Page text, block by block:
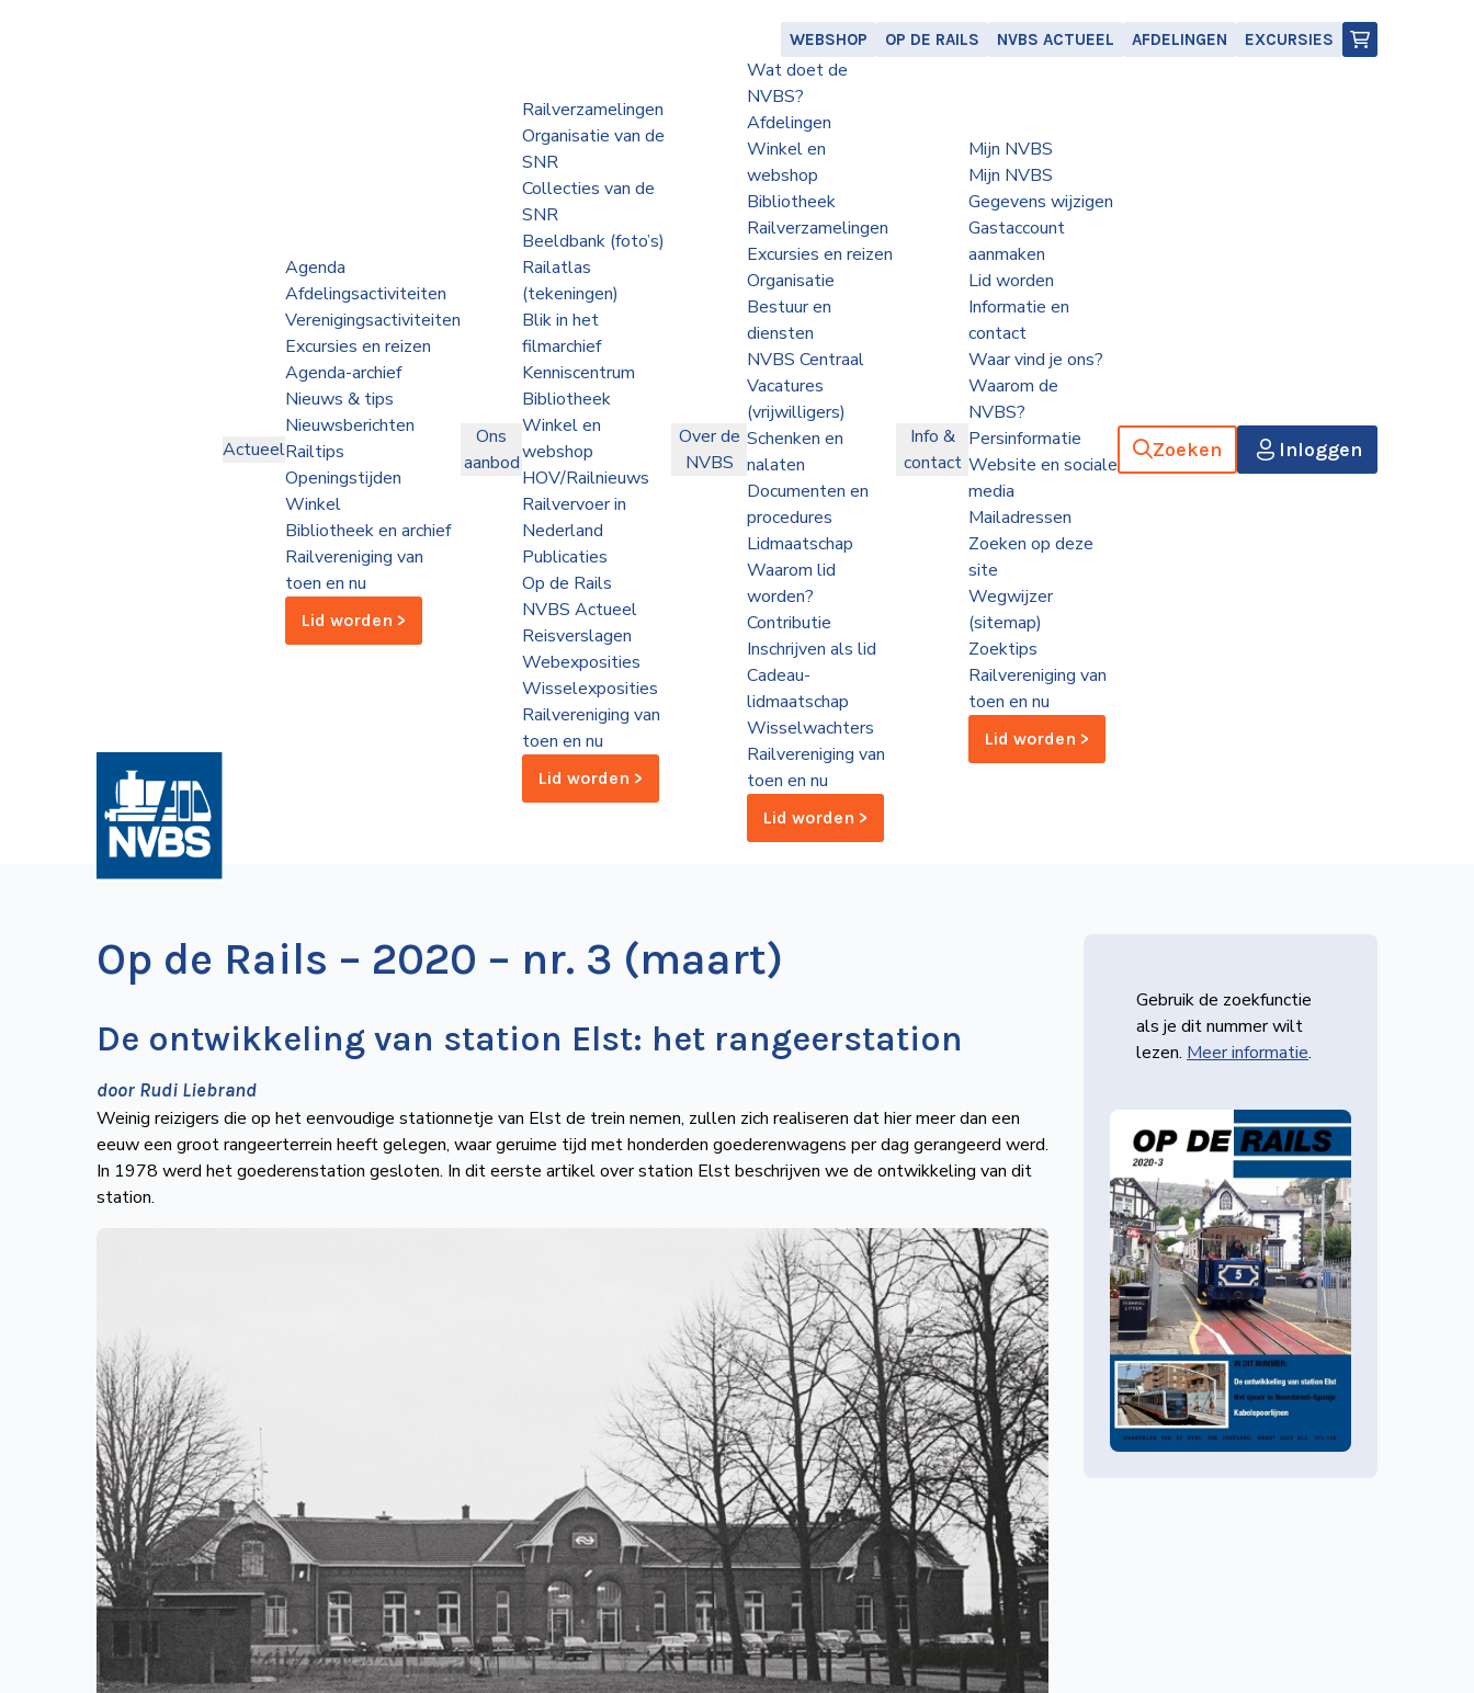
WEBSHOP OP DE RAILS NVBS ACTUEEL AFDELINGEN EXCURSIES
Actueel
Agenda
Afdelingsactiviteiten
Verenigingsactiviteiten
Excursies en reizen
Agenda-archief
Nieuws & tips
Nieuwsberichten
Railtips
Openingstijden
Winkel
Bibliotheek en archief
Railvereniging van
toen en nu
Lid worden >
Ons
aanbod
Railverzamelingen
Organisatie van de
SNR
Collecties van de
SNR
Beeldbank (foto’s)
Railatlas
(tekeningen)
Blik in het
filmarchief
Kenniscentrum
Bibliotheek
Winkel en
webshop
HOV/Railnieuws
Railvervoer in
Nederland
Publicaties
Op de Rails
NVBS Actueel
Reisverslagen
Webexposities
Wisselexposities
Railvereniging van
toen en nu
Lid worden >
Over de
NVBS
Wat doet de
NVBS?
Afdelingen
Winkel en
webshop
Bibliotheek
Railverzamelingen
Excursies en reizen
Organisatie
Bestuur en
diensten
NVBS Centraal
Vacatures
(vrijwilligers)
Schenken en
nalaten
Documenten en
procedures
Lidmaatschap
Waarom lid
worden?
Contributie
Inschrijven als lid
Cadeau-
lidmaatschap
Wisselwachters
Railvereniging van
toen en nu
Lid worden >
Info &
contact
Mijn NVBS
Mijn NVBS
Gegevens wijzigen
Gastaccount
aanmaken
Lid worden
Informatie en
contact
Waar vind je ons?
Waarom de
NVBS?
Persinformatie
Website en sociale
media
Mailadressen
Zoeken op deze
site
Wegwijzer
(sitemap)
Zoektips
Railvereniging van
toen en nu
Lid worden >
Zoeken Inloggen
Op de Rails – 2020 – nr. 3 (maart)
De ontwikkeling van station Elst: het rangeerstation
door Rudi Liebrand
Weinig reizigers die op het eenvoudige stationnetje van Elst de trein nemen, zullen zich realiseren dat hier meer dan een
eeuw een groot rangeerterrein heeft gelegen, waar geruime tijd met honderden goederenwagens per dag gerangeerd werd.
In 1978 werd het goederenstation gesloten. In dit eerste artikel over station Elst beschrijven we de ontwikkeling van dit
station.
Gebruik de zoekfunctie
als je dit nummer wilt
lezen. Meer informatie.